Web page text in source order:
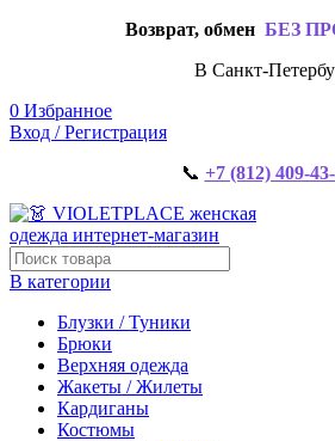
Возврат, обмен БЕЗ
В Санкт-
0 Избранное
Вход / Регистрация
📞 +7 (812) 409-
В категории
Блузки / Туники
Брюки
Верхняя одежда
Жакеты / Жилеты
Кардиганы
Костюмы